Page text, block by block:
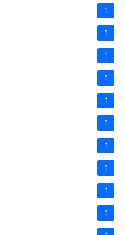
1
1
1
1
1
1
1
1
1
1